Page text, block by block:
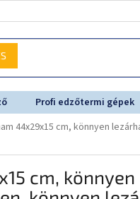
Profi edzőtermi gépek
44x29x15 cm, könnyen
cm,